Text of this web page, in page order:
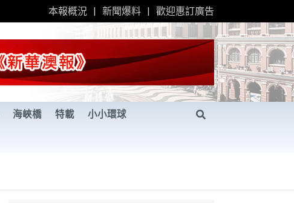
本報概況 新聞爆料 歡迎惠訂廣告
海峽橋 特載 小小環球